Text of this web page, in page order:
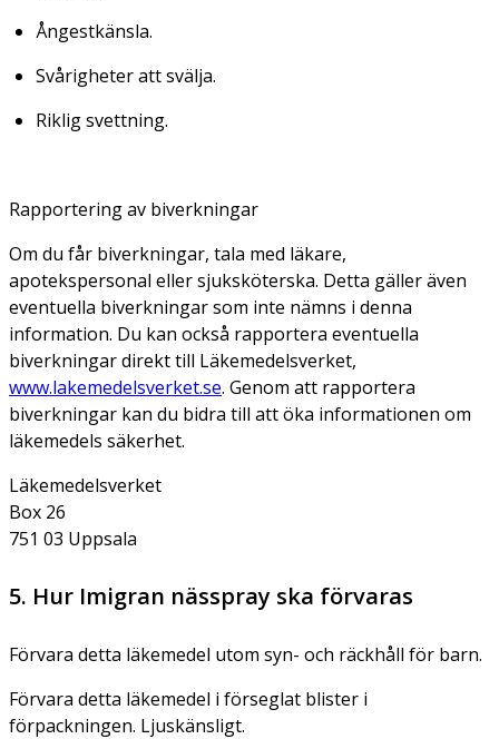
Ångestkänsla.
Svårigheter att svälja.
Riklig svettning.
Rapportering av biverkningar
Om du får biverkningar, tala med läkare,
apotekspersonal eller sjuksköterska. Detta gäller även
eventuella biverkningar som inte nämns i denna
information. Du kan också rapportera eventuella
biverkningar direkt till Läkemedelsverket,
www.lakemedelsverket.se. Genom att rapportera
biverkningar kan du bidra till att öka informationen om
läkemedels säkerhet.
Läkemedelsverket
Box 26
751 03 Uppsala
5. Hur Imigran nässpray ska förvaras
Förvara detta läkemedel utom syn- och räckhåll för barn.
Förvara detta läkemedel i förseglat blister i
förpackningen. Ljuskänsligt.